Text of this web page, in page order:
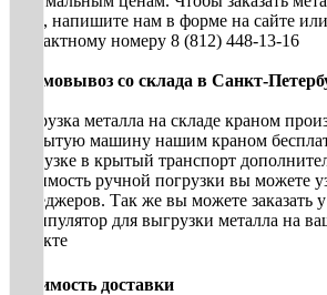
СПб, напишите нам в форме на сайте
контактному номеру 8 (812) 448-13-16
• Самовывоз со склада в Санкт-
Погрузка металла на складе краном
открытую машину нашим краном
погрузке в крытый транспорт
Стоимость ручной погрузки вы можете
менеджеров. Так же вы можете заказать
манипулятор для выгрузки металла на
объекте
Стоимость доставки